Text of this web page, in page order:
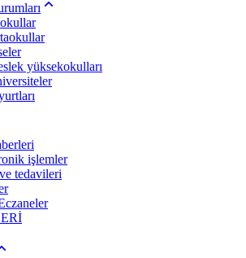
yüksekokulları
işlemler
tedavileri